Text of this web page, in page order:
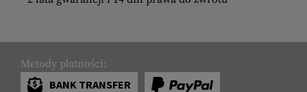
Metody płatności:
BANK TRANSFER